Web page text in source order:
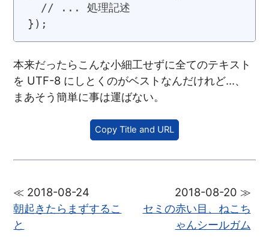
  // ... 処理記述
本来だったらこんな小細工せずに全てのテキスト
を UTF-8 にしとくのがベストなんだけれど…、
まあそう簡単に事は運ばない。
Copy Title and URL
≪ 2018-08-24
朝起きたらまずするこ
と
2018-08-20 ≫
セミの赤い目、ねこち
ゃんシールガム